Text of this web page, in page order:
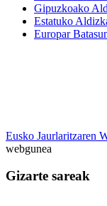
Gipuzkoako
Estatuko
Europar
Eusko Jaurlaritzaren
webgunea
Gizarte sareak